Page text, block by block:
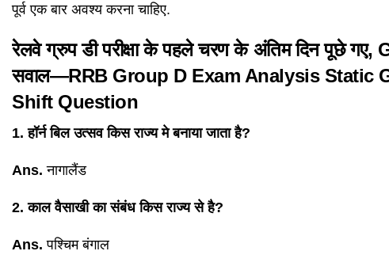
पूर्व एक बार अवश्य करना चाहिए.
रेलवे ग्रुप डी परीक्षा के पहले चरण के अंतिम दिन पूछे
सवाल—RRB Group D Exam Analysis Static
Shift Question
1. हॉर्न बिल उत्सव किस राज्य मे बनाया जाता है?
Ans.नागालैंड
2. काल वैसाखी का संबंध किस राज्य से है?
Ans.पश्चिम बंगाल